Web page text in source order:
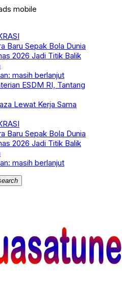
Baru Sepak Bola Dunia
2026 Jadi Titik Balik
masih berlanjut
ESDM RI, Tantang
Lewat Kerja Sama
Baru Sepak Bola Dunia
2026 Jadi Titik Balik
masih berlanjut